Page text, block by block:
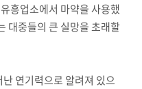
흥업소에서 마약을 사용했
대중들의 큰 실망을 초래할
연기력으로 알려져 있으